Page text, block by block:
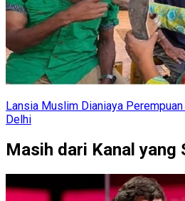
Lansia Muslim Dianiaya
Delhi
Masih dari Kanal yang